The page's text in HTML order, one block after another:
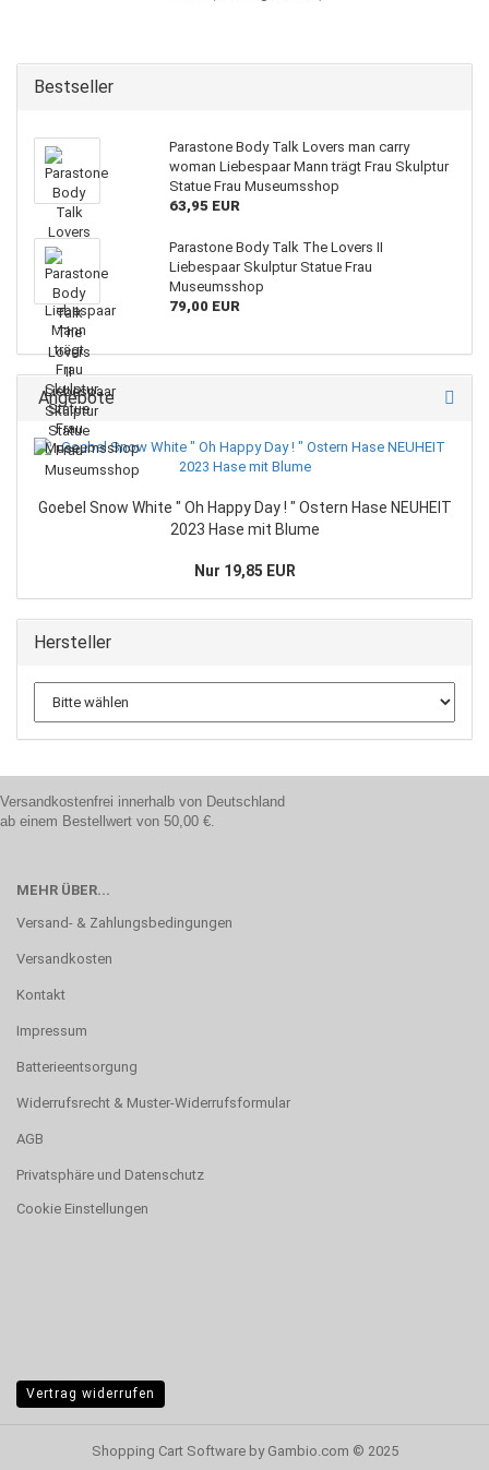
Bestseller
Parastone Body Talk Lovers man carry
woman Liebespaar Mann trägt Frau Skulptur
Statue Frau Museumsshop
63,95 EUR
Parastone Body Talk The Lovers II
Liebespaar Skulptur Statue Frau
Museumsshop
79,00 EUR
Angebote
Goebel Snow White " Oh Happy Day ! " Ostern Hase NEUHEIT
2023 Hase mit Blume
Nur 19,85 EUR
Hersteller
Versandkostenfrei innerhalb von Deutschland
ab einem Bestellwert von 50,00 €.
MEHR ÜBER...
Versand- & Zahlungsbedingungen
Versandkosten
Kontakt
Impressum
Batterieentsorgung
Widerrufsrecht & Muster-Widerrufsformular
AGB
Privatsphäre und Datenschutz
Cookie Einstellungen
Vertrag widerrufen
Shopping Cart Softwareby Gambio.com © 2025